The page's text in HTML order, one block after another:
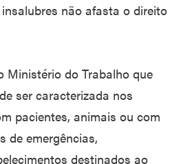
não afasta o direito
Ministério do Trabalho que
ser caracterizada nos
pacientes, animais ou com
de emergências,
destinados ao